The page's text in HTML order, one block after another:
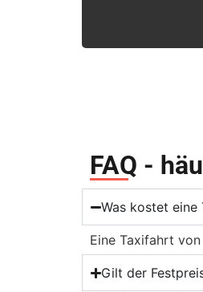
FAQ -
Was kostet
Eine Taxifahrt von
Gilt der